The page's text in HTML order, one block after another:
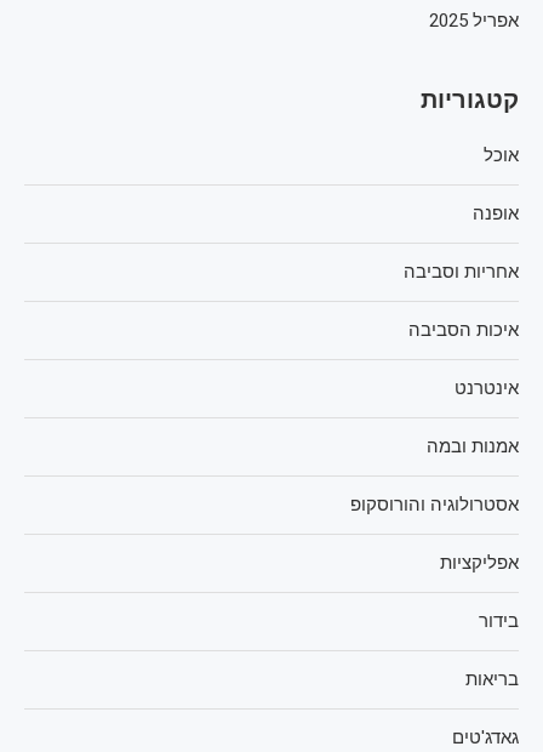
אפריל 2025
קטגוריות
אוכל
אופנה
אחריות וסביבה
איכות הסביבה
אינטרנט
אמנות ובמה
אסטרולוגיה והורוסקופ
אפליקציות
בידור
בריאות
גאדג'טים